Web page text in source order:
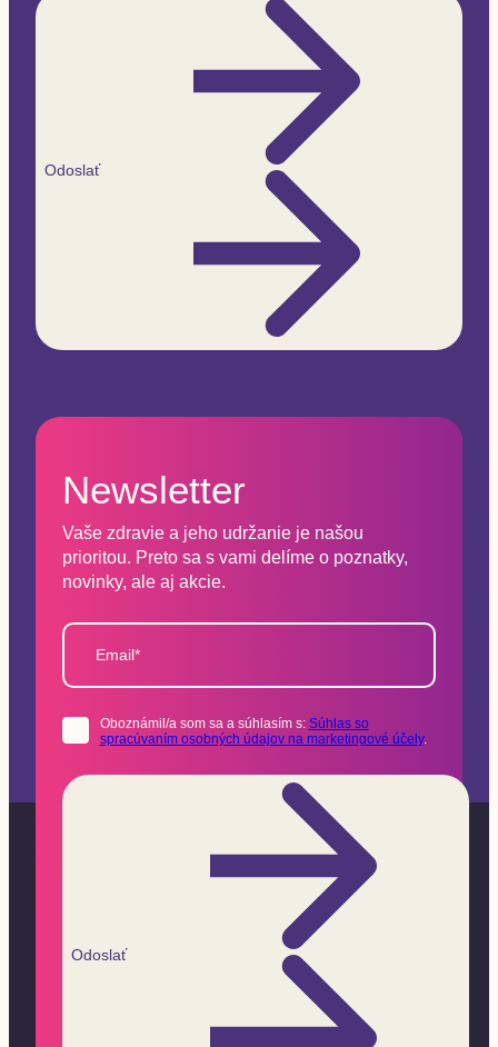
Odoslať
Newsletter
Vaše zdravie a jeho udržanie je našou
prioritou. Preto sa s vami delíme o poznatky,
novinky, ale aj akcie.
Email*
Oboznámil/a som sa a súhlasím s: Súhlas so
spracúvaním osobných údajov na marketingové účely.
Odoslať